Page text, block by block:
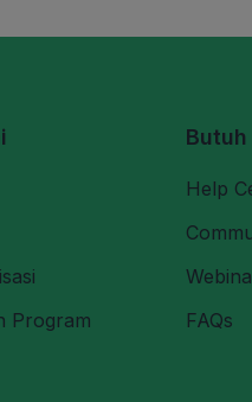
Program
Help
FAQs